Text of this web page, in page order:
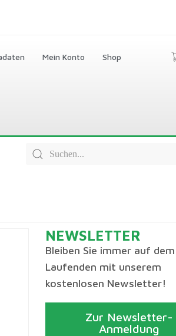
Mein Konto Shop
NEWSLETTER
Bleiben Sie immer auf dem
Laufenden mit unserem
kostenlosen Newsletter!
Zur Newsletter-
Anmeldung